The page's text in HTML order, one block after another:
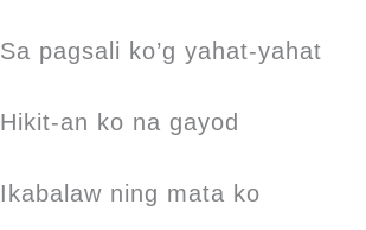
Sa pagsali ko’g yahat-yahat
Hikit-an ko na gayod
Ikabalaw ning mata ko